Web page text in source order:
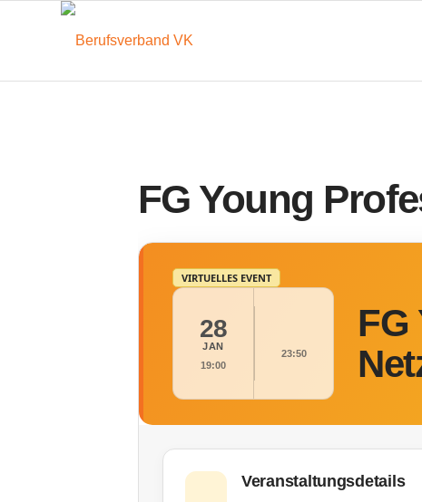
FG Young
VIRTUELLES EVENT
28
JAN
19:00
23:50
FG
Veranstaltungsdetails